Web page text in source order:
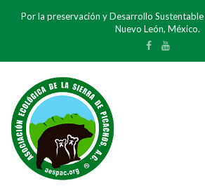
Por la preservación y Desarrollo Sustentable
Nuevo León, México.